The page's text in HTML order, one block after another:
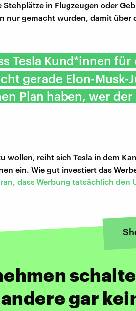
in Flugzeugen oder
nur gemacht wurden, damit über
Tesla Kund*innen für
gerade Elon-Musk-
Plan haben, wer der
wollen, reiht sich Tesla in dem
ein. Wie gut investiert das
dass Werbung tatsächlich den
gar